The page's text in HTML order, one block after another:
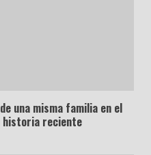
una misma familia en el
historia reciente